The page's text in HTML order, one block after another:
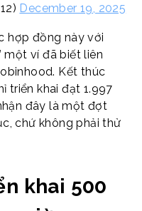
December 19, 2025
hợp đồng này với
một ví đã biết liên
Kết thúc
triển khai đạt 1.997
đây là một đợt
chứ không phải thử
khai 500